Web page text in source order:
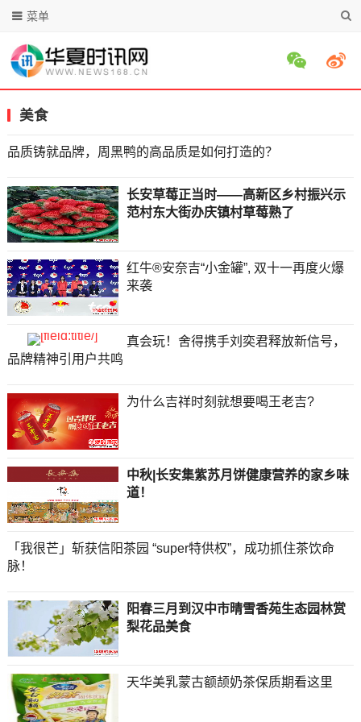
菜单
美食
品质铸就品牌，周黑鸭的高品质是如何打造的？
长安草莓正当时——高新区乡村振兴示
范村东大街办庆镇村草莓熟了
红牛®️安奈吉“小金罐”, 双十一再度火爆
来袭
真会玩！舍得携手刘奕君释放新信号，
品牌精神引用户共鸣
为什么吉祥时刻就想要喝王老吉?
中秋|长安集紫苏月饼健康营养的家乡味
道！
「我很芒」斩获信阳茶园 “super特供权”，成功抓住茶饮命
脉！
阳春三月到汉中市晴雪香苑生态园林赏
梨花品美食
天华美乳蒙古额颉奶茶保质期看这里